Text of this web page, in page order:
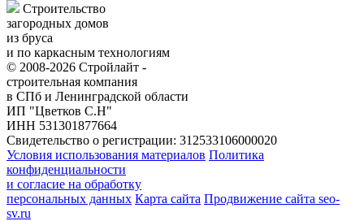
Строительство
загородных домов
из бруса
и по каркасным технологиям
© 2008-2026 Стройлайт -
строительная компания
в СПб и Ленинградской области
ИП "Цветков С.Н"
ИНН 531301877664
Свидетельство о регистрации: 312533106000020
Условия использования материалов Политика
конфиденциальности
и согласие на обработку
персональных данных Карта сайта Продвижение сайта seo-
sv.ru